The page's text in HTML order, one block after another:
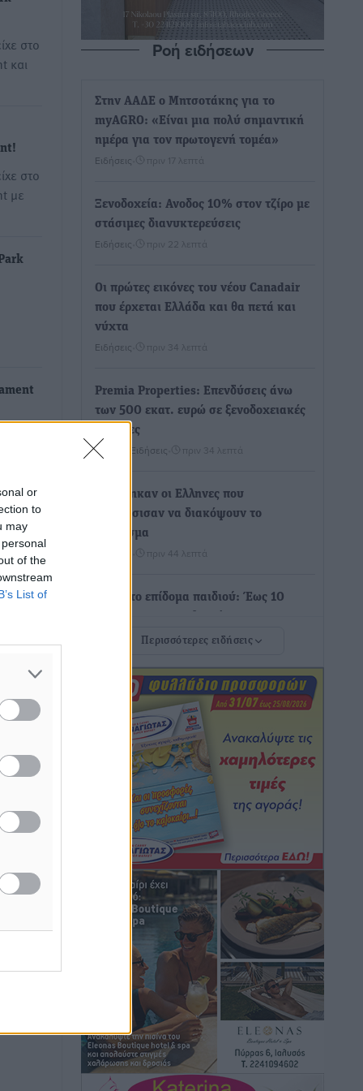
or
to
may
of the
List of
στο
και
στο
με
Ροή ειδήσεων
Στην ΑΑΔΕ ο Μητσοτάκης για το
myAGRO: «Είναι μια πολύ σημαντική
ημέρα για τον πρωτογενή τομέα»
Ειδήσεις πριν 17 λεπτά
Ξενοδοχεία: Ανοδος 10% στον τζίρο με
στάσιμες διανυκτερεύσεις
Ειδήσεις πριν 22 λεπτά
Οι πρώτες εικόνες του νέου Canadair
που έρχεται Ελλάδα και θα πετά και
νύχτα
Ειδήσεις πριν 34 λεπτά
Premia Properties: Επενδύσεις άνω
των 500 εκατ. ευρώ σε ξενοδοχειακές
μονάδες
Τοπικές Ειδήσεις πριν 34 λεπτά
Αυξήθηκαν οι Ελληνες που
αποφάσισαν να διακόψουν το
κάπνισμα
πριν 44 λεπτά
Έκτακτο επίδομα παιδιού: Έως 10
Ποιοι πάνε ταμείο
ASTYBUS: 27.642 διαδρομές στην
Αστυπάλαια – Το «έξυπνο» μοντέλο
μετακίνησης που έγινε μέρος της
καθημερινότητας
Τοπικές Ειδήσεις • πριν 54 λεπτά
Ερώτηση Μπελέρη σε Κομισιόν για τη
δημιουργία «σύγχρονου Ευρωπαϊκού
Ταμείου Αντιμετώπισης Φυσικών
Καταστροφών»
• πριν 3 ώρες
Έκκληση γονέων για να λειτουργήσει ο
Βρεφονηπιακός Σταθμός Κάσου
Τοπικές Ειδήσεις πριν 3 ώρες
Ακρίβεια: Σημαντικές οι διατακτικές
σίτισης για 3 στους 4 εργαζομένους
Ειδήσεις• πριν 3 ώρες
Περισσότερες ειδήσεις